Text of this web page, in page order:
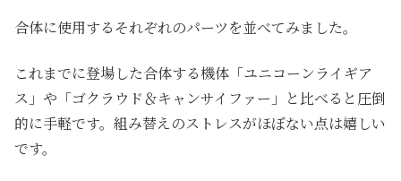
合体に使用するそれぞれのパーツを並べてみました。
これまでに登場した合体する機体「ユニコーンライギア
ス」や「ゴクラウド＆キャンサイファー」と比べると圧倒
的に手軽です。組み替えのストレスがほぼない点は嬉しい
です。